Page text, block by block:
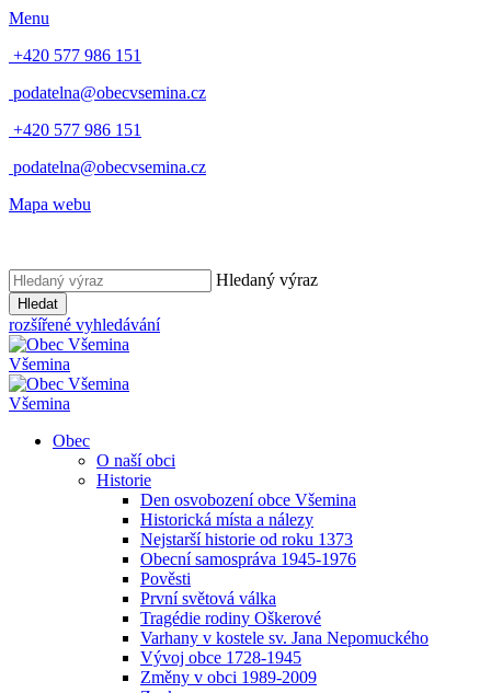
Menu
+420 577 986 151
podatelna@obecvsemina.cz
+420 577 986 151
podatelna@obecvsemina.cz
Mapa webu
Hledaný výraz
Hledat
rozšířené vyhledávání
Všemina
Všemina
Obec
O naší obci
Historie
Den osvobození obce Všemina
Historická místa a nálezy
Nejstarší historie od roku 1373
Obecní samospráva 1945-1976
Pověsti
První světová válka
Tragédie rodiny Oškerové
Varhany v kostele sv. Jana Nepomuckého
Vývoj obce 1728-1945
Změny v obci 1989-2009